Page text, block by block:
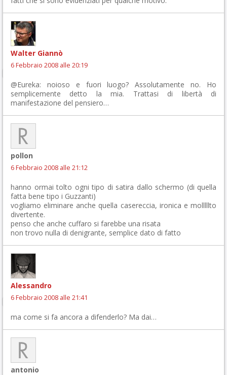
Walter Giannò
6 Febbraio 2008 alle 20:19
@Eureka: noioso e fuori luogo? Assolutamente no. Ho
semplicemente detto la mia. Trattasi di libertà di
manifestazione del pensiero…
pollon
6 Febbraio 2008 alle 21:12
hanno ormai tolto ogni tipo di satira dallo schermo (di quella
fatta bene tipo i Guzzanti)
vogliamo eliminare anche quella casereccia, ironica e molllllto
divertente.
penso che anche cuffaro si farebbe una risata
non trovo nulla di denigrante, semplice dato di fatto
Alessandro
6 Febbraio 2008 alle 21:41
ma come si fa ancora a difenderlo? Ma dai…
antonio